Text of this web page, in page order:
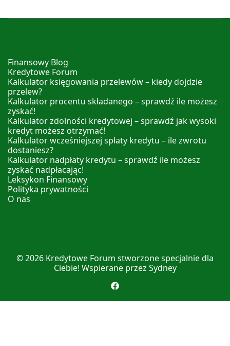
Finansowy Blog
Kredytowe Forum
Kalkulator księgowania przelewów – kiedy dojdzie
przelew?
Kalkulator procentu składanego – sprawdź ile możesz
zyskać!
Kalkulator zdolności kredytowej – sprawdź jak wysoki
kredyt możesz otrzymać!
Kalkulator wcześniejszej spłaty kredytu – ile zwrotu
dostaniesz?
Kalkulator nadpłaty kredytu – sprawdź ile możesz
zyskać nadpłacając!
Leksykon Finansowy
Polityka prywatności
O nas
© 2026 Kredytowe Forum stworzone specjalnie dla
Ciebie! Wspierane przez Sydney